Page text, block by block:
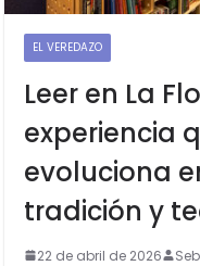
EL VEREDAZO
Leer en La
experiencia
evoluciona
tradición y
22 de abril de 2026